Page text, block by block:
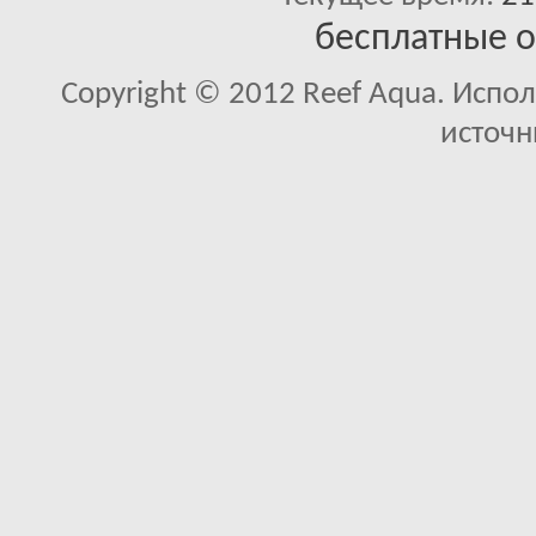
бесплатные
Copyright © 2012 Reef Aqua.